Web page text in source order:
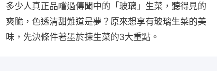
多少人真正品嚐過傳聞中的「玻璃」生菜，聽得見的
爽脆，色透清甜難道是夢？原來想享有玻璃生菜的美
味，先決條件著墨於揀生菜的3大重點。